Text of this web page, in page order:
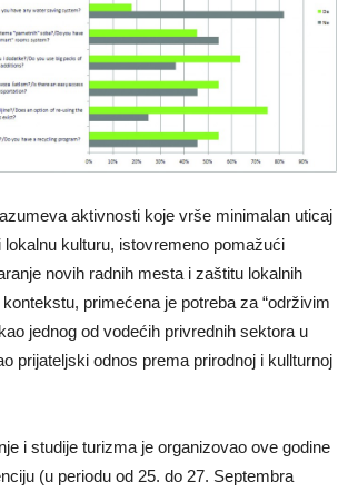
aktivnosti koje vrše minimalan uticaj
lokalnu kulturu, istovremeno pomažući
novih radnih mesta i zaštitu lokalnih
primećena je potreba za “održivim
jednog od vodećih privrednih sektora u
prijateljski odnos prema prirodnoj i kullturnoj
i studije turizma je organizovao ove godine
(u periodu od 25. do 27. Septembra